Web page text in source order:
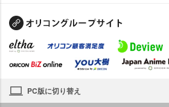
PC版に切り替え